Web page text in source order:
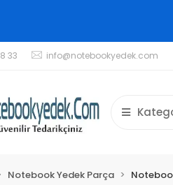
33 info@notebookyedek.com
Notebook Yedek Parça